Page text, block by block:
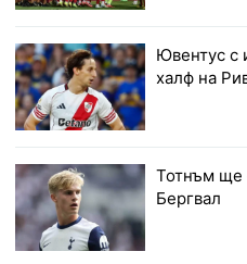
Ювентус с
халф на
Тотнъм ще
Бергвал